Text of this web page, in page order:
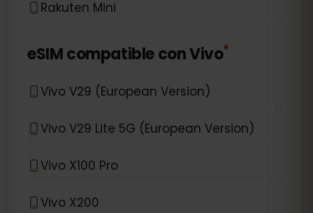
Rakuten Mini
eSIM compatible conVivo*
Vivo V29 (European Version)
Vivo V29 Lite 5G (European Version)
Vivo X100 Pro
Vivo X200